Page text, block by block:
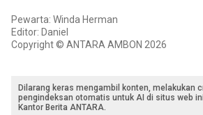
Pewarta: Winda Herman
Editor: Daniel
Copyright © ANTARA AMBON 2026
Dilarang keras mengambil konten, melakukan
pengindeksan otomatis untuk AI di situs web
Kantor Berita ANTARA.